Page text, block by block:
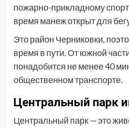
пожарно-прикладному
время манеж открыт для
Это район Черниковки,
время в пути. От южной
понадобится не менее 40
общественном транспорте.
Центральный парк
Центральный парк — это